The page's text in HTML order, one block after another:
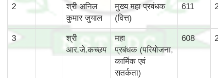
2
श्री अनिल
कुमार जुयाल
मुख्‍य महा प्रबंधक
(वित्त)
611
3
श्री
आर.जे.कच्छप
महा
प्रबंधक (परियोजना,
कार्मिक एवं
सतर्कता)
608